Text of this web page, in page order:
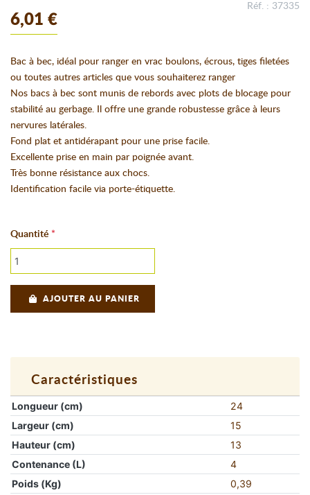
6,01 €
Réf. : 37335
Bac à bec, idéal pour ranger en vrac boulons, écrous, tiges filetées
ou toutes autres articles que vous souhaiterez ranger
Nos bacs à bec sont munis de rebords avec plots de blocage pour
stabilité au gerbage. Il offre une grande robustesse grâce à leurs
nervures latérales.
Fond plat et antidérapant pour une prise facile.
Excellente prise en main par poignée avant.
Très bonne résistance aux chocs.
Identification facile via porte-étiquette.
Quantité
AJOUTER AU PANIER
Caractéristiques
Longueur (cm)
24
Largeur (cm)
15
Hauteur (cm)
13
Contenance (L)
4
Poids (Kg)
0,39